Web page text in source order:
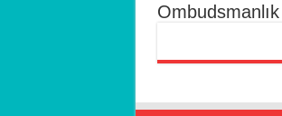
Ombudsmanlık